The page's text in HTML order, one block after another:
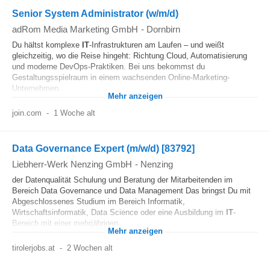
Senior System Administrator (w/m/d)
adRom Media Marketing GmbH - Dornbirn
Du hältst komplexe IT-Infrastrukturen am Laufen – und weißt
gleichzeitig, wo die Reise hingeht: Richtung Cloud, Automatisierung
und moderne DevOps-Praktiken. Bei uns bekommst du
Gestaltungsspielraum in einem wachsenden Online-Marketing-
Unternehmen...
Mehr anzeigen
join.com - 1 Woche alt
Data Governance Expert (m/w/d) [83792]
Liebherr-Werk Nenzing GmbH - Nenzing
der Datenqualität Schulung und Beratung der Mitarbeitenden im
Bereich Data Governance und Data Management Das bringst Du mit
Abgeschlossenes Studium im Bereich Informatik,
Wirtschaftsinformatik, Data Science oder eine Ausbildung im IT-
Bereich mit einer mehrjährigen...
Mehr anzeigen
tirolerjobs.at - 2 Wochen alt